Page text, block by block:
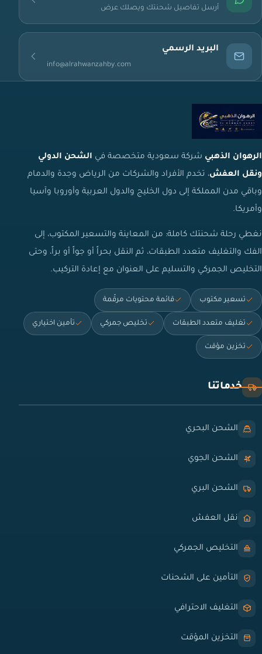
أرسل تفاصيل شحنتك ويصلك عرض
البريد الرسمي
info@alrahwanzahby.com
الرهوان الذهبي شركة سعودية متخصصة في الشحن الدولي
ونقل العفش، تخدم الأفراد والشركات من الرياض وجدة والدمام
وباقي مدن المملكة إلى دول الخليج والدول العربية وأوروبا وآسيا
وأمريكا.
نغطي رحلة شحنتك كاملة: من المعاينة والتسعير المكتوب، إلى
الفك والتغليف متعدد الطبقات، ثم النقل بحراً أو جواً أو براً، وحتى
التخليص الجمركي والتسليم على العنوان مع إعادة التركيب.
تسعير مكتوب قائمة محتويات مرقّمة
تغليف متعدد الطبقات تخليص جمركي تأمين اختياري
تخزين مؤقت
خدماتنا
الشحن البحري
الشحن الجوي
الشحن البري
نقل العفش
التخليص الجمركي
التأمين على الشحنات
التغليف الاحترافي
التخزين المؤقت